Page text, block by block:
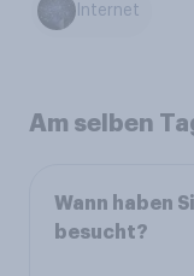
Internet
Am selben
Wann haben
besucht?